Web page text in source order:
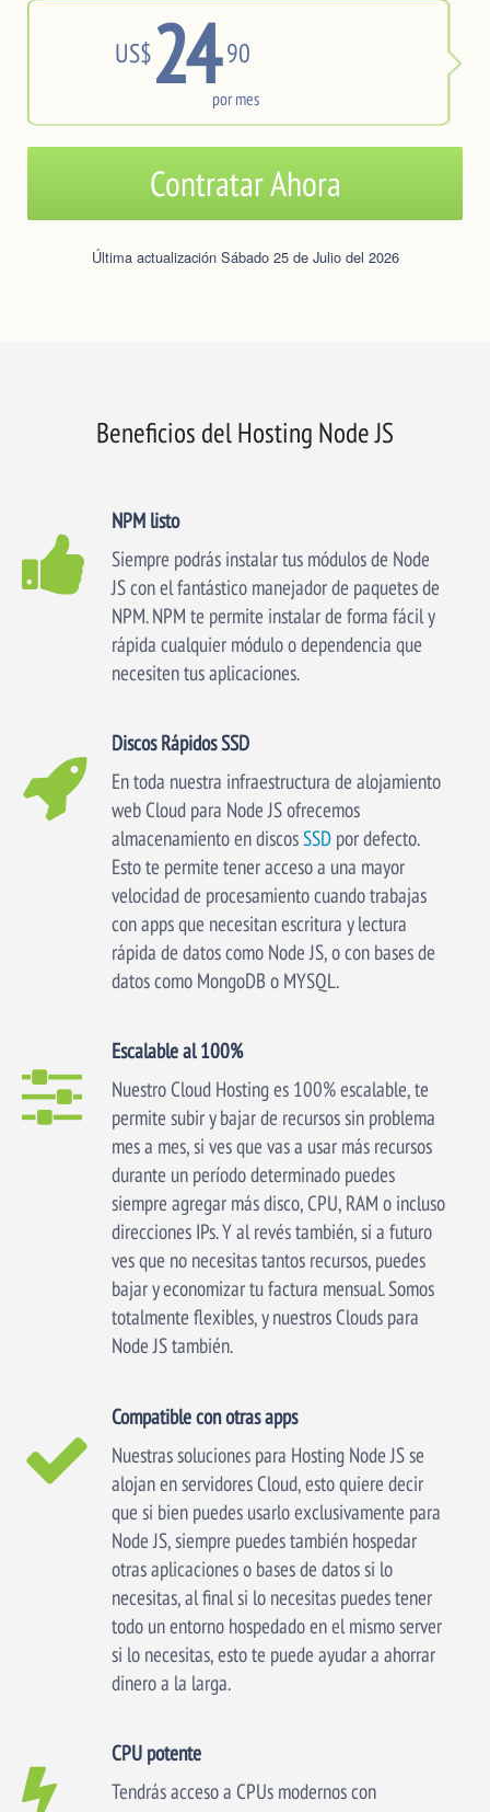
US$24 90
por mes
Contratar Ahora
Última actualización Sábado 25 de Julio del 2026
Beneficios del Hosting Node JS
NPM listo
Siempre podrás instalar tus módulos de Node
JS con el fantástico manejador de paquetes de
NPM. NPM te permite instalar de forma fácil y
rápida cualquier módulo o dependencia que
necesiten tus aplicaciones.
Discos Rápidos SSD
En toda nuestra infraestructura de alojamiento
web Cloud para Node JS ofrecemos
almacenamiento en discosSSDpor defecto.
Esto te permite tener acceso a una mayor
velocidad de procesamiento cuando trabajas
con apps que necesitan escritura y lectura
rápida de datos como Node JS, o con bases de
datos como MongoDB o MYSQL.
Escalable al 100%
Nuestro Cloud Hosting es 100% escalable, te
permite subir y bajar de recursos sin problema
mes a mes, si ves que vas a usar más recursos
durante un período determinado puedes
siempre agregar más disco, CPU, RAM o incluso
direcciones IPs. Y al revés también, si a futuro
ves que no necesitas tantos recursos, puedes
bajar y economizar tu factura mensual. Somos
totalmente flexibles, y nuestros Clouds para
Node JS también.
Compatible con otras apps
Nuestras soluciones para Hosting Node JS se
alojan en servidores Cloud, esto quiere decir
que si bien puedes usarlo exclusivamente para
Node JS, siempre puedes también hospedar
otras aplicaciones o bases de datos si lo
necesitas, al final si lo necesitas puedes tener
todo un entorno hospedado en el mismo server
si lo necesitas, esto te puede ayudar a ahorrar
dinero a la larga.
CPU potente
Tendrás acceso a CPUs modernos con